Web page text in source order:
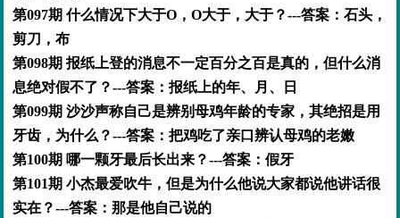
第097期 什么情况下大于O，O大于，大于？---答案：石头，
剪刀，布
第098期 报纸上登的消息不一定百分之百是真的，但什么消
息绝对假不了？---答案：报纸上的年、月、日
第099期 沙沙声称自己是辨别母鸡年龄的专家，其绝招是用
牙齿，为什么？---答案：把鸡吃了亲口辨认母鸡的老嫩
第100期 哪一颗牙最后长出来？---答案：假牙
第101期 小杰最爱吹牛，但是为什么他说大家都说他讲话很
实在？---答案：那是他自己说的